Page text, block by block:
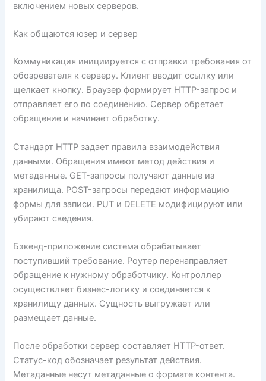
включением новых серверов.
Как общаются юзер и сервер
Коммуникация инициируется с отправки требования от
обозревателя к серверу. Клиент вводит ссылку или
щелкает кнопку. Браузер формирует HTTP-запрос и
отправляет его по соединению. Сервер обретает
обращение и начинает обработку.
Стандарт HTTP задает правила взаимодействия
данными. Обращения имеют метод действия и
метаданные. GET-запросы получают данные из
хранилища. POST-запросы передают информацию
формы для записи. PUT и DELETE модифицируют или
убирают сведения.
Бэкенд-приложение система обрабатывает
поступивший требование. Роутер перенаправляет
обращение к нужному обработчику. Контроллер
осуществляет бизнес-логику и соединяется к
хранилищу данных. Сущность выгружает или
размещает данные.
После обработки сервер составляет HTTP-ответ.
Статус-код обозначает результат действия.
Метаданные несут метаданные о формате контента.